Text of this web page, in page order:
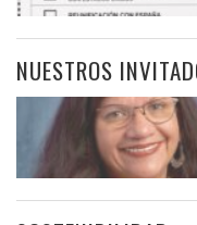
NUESTROS